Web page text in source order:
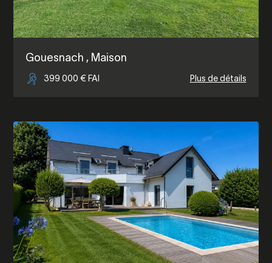
Gouesnach , Maison
399 000 € FAI Plus de détails